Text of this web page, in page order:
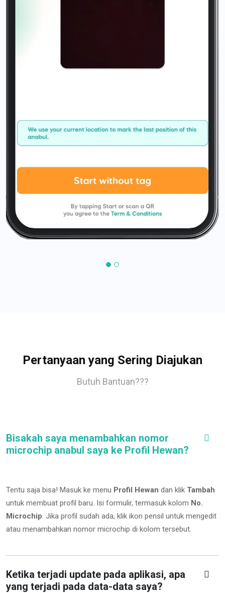
Pertanyaan yang Sering Diajukan
Butuh Bantuan???
Bisakah saya menambahkan nomor
microchip anabul saya ke Profil Hewan?
Tentu saja bisa! Masuk ke menu Profil Hewan dan klik Tambah
untuk membuat profil baru. Isi formulir, termasuk kolom No.
Microchip. Jika profil sudah ada, klik ikon pensil untuk mengedit
atau menambahkan nomor microchip di kolom tersebut.
Ketika terjadi update pada aplikasi, apa
yang terjadi pada data-data saya?